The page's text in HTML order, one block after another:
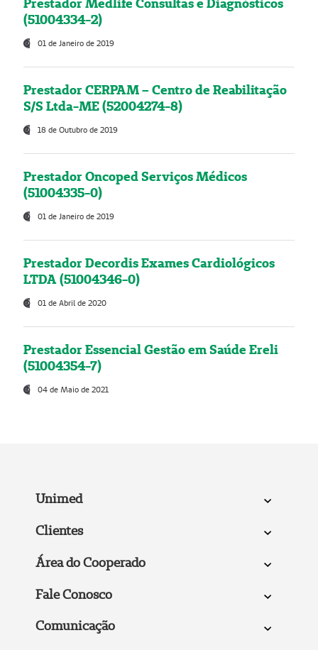
(51004334-2)
01 de Janeiro de 2019
Prestador CERPAM – Centro de Reabilitação
S/S Ltda-ME (52004274-8)
18 de Outubro de 2019
Prestador Oncoped Serviços Médicos
(51004335-0)
01 de Janeiro de 2019
Prestador Decordis Exames Cardiológicos
LTDA (51004346-0)
01 de Abril de 2020
Prestador Essencial Gestão em Saúde Ereli
(51004354-7)
04 de Maio de 2021
Unimed
Clientes
Área do Cooperado
Fale Conosco
Comunicação